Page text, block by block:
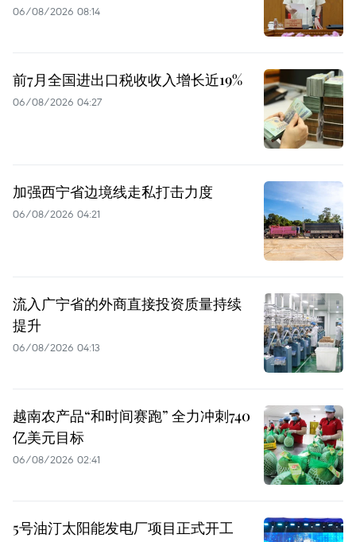
06/08/2026 08:14
前7月全国进出口税收收入增长近19%
06/08/2026 04:27
加强西宁省边境线走私打击力度
06/08/2026 04:21
流入广宁省的外商直接投资质量持续
提升
06/08/2026 04:13
越南农产品“和时间赛跑” 全力冲刺740
亿美元目标
06/08/2026 02:41
5号油汀太阳能发电厂项目正式开工